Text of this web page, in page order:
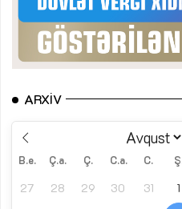
ARXIV
B.e. Ç.a. Ç. C.a. C.
27 28 29 30 31 1